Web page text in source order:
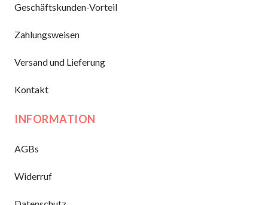
Geschäftskunden-Vorteil
Zahlungsweisen
Versand und Lieferung
Kontakt
INFORMATION
AGBs
Widerruf